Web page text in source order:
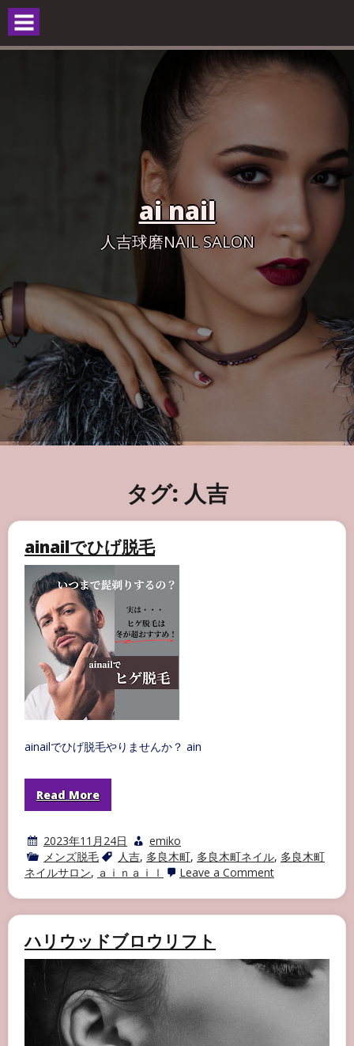
Skip
content
ai nail
人吉球磨NAIL SALON
タグ: 人吉
ainailでひげ脱毛
ainailでひげ脱毛やりませんか？ ain
Read More
2023年11月24日
emiko
メンズ脱毛
人吉, 多良木町, 多良木町ネイル, 多良木町
ネイルサロン, ａｉｎａｉｌ Leave a Commenton
で
ハリウッドブロウリフト